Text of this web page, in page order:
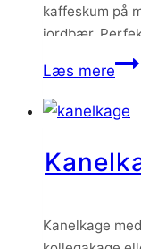
kaffeskum på
jordbær.
den
Læs mere
Kanelkage